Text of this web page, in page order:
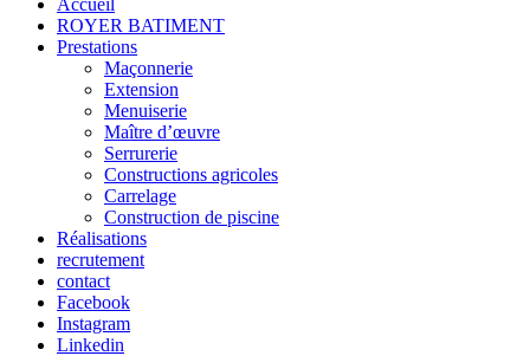
Accueil
ROYER BATIMENT
Prestations
Maçonnerie
Extension
Menuiserie
Maître d’œuvre
Serrurerie
Constructions agricoles
Carrelage
Construction de piscine
Réalisations
recrutement
contact
Facebook
Instagram
Linkedin